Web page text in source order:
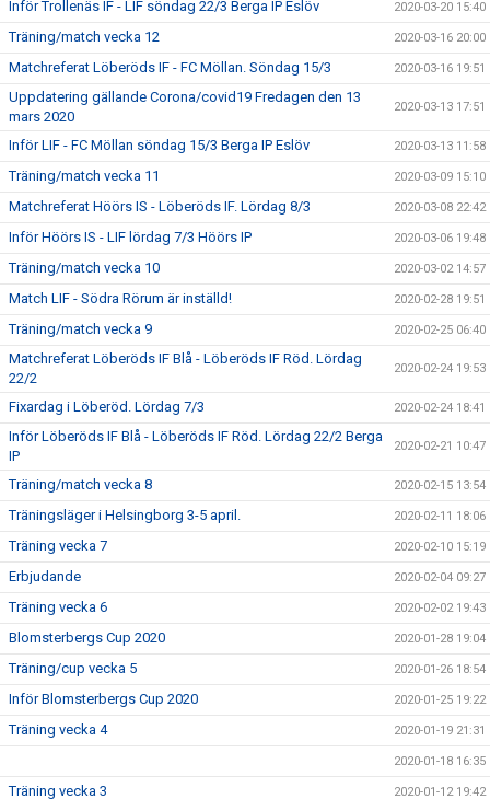
Inför Trollenäs IF - LIF söndag 22/3 Berga IP Eslöv 2020-03-20 15:40
Träning/match vecka 12 2020-03-16 20:00
Matchreferat Löberöds IF - FC Möllan. Söndag 15/3 2020-03-16 19:51
Uppdatering gällande Corona/covid19 Fredagen den 13
mars 2020
2020-03-13 17:51
Inför LIF - FC Möllan söndag 15/3 Berga IP Eslöv 2020-03-13 11:58
Träning/match vecka 11 2020-03-09 15:10
Matchreferat Höörs IS - Löberöds IF. Lördag 8/3 2020-03-08 22:42
Inför Höörs IS - LIF lördag 7/3 Höörs IP 2020-03-06 19:48
Träning/match vecka 10 2020-03-02 14:57
Match LIF - Södra Rörum är inställd! 2020-02-28 19:51
Träning/match vecka 9 2020-02-25 06:40
Matchreferat Löberöds IF Blå - Löberöds IF Röd. Lördag
22/2
2020-02-24 19:53
Fixardag i Löberöd. Lördag 7/3 2020-02-24 18:41
Inför Löberöds IF Blå - Löberöds IF Röd. Lördag 22/2 Berga
IP
2020-02-21 10:47
Träning/match vecka 8 2020-02-15 13:54
Träningsläger i Helsingborg 3-5 april. 2020-02-11 18:06
Träning vecka 7 2020-02-10 15:19
Erbjudande 2020-02-04 09:27
Träning vecka 6 2020-02-02 19:43
Blomsterbergs Cup 2020 2020-01-28 19:04
Träning/cup vecka 5 2020-01-26 18:54
Inför Blomsterbergs Cup 2020 2020-01-25 19:22
Träning vecka 4 2020-01-19 21:31
2020-01-18 16:35
Träning vecka 3 2020-01-12 19:42